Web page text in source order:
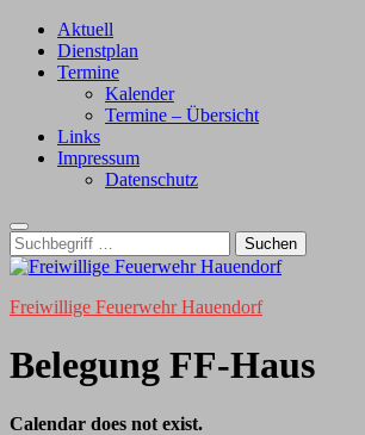
Zum
Inhalt
Aktuell
Dienstplan
Termine
Kalender
Termine – Übersicht
Links
Impressum
Datenschutz
Suche
nach:
Freiwillige Feuerwehr Hauendorf
Belegung FF-Haus
Calendar does not exist.